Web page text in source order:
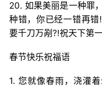
20. 如果美丽是一种罪
种错，你已经一错再
要千刀万剐?!祝天下第
春节快乐祝福语
1. 您就像春雨，浇灌